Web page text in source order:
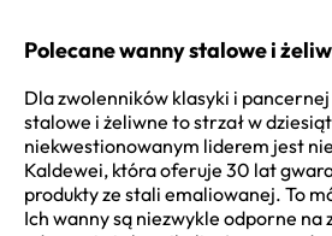
Polecane wanny stalowe i
Dla zwolenników klasyki i
stalowe i żeliwne to strzał w
niekwestionowanym liderem jest
Kaldewei, która oferuje 30 lat
produkty ze stali emaliowanej. To
Ich wanny są niezwykle odporne na